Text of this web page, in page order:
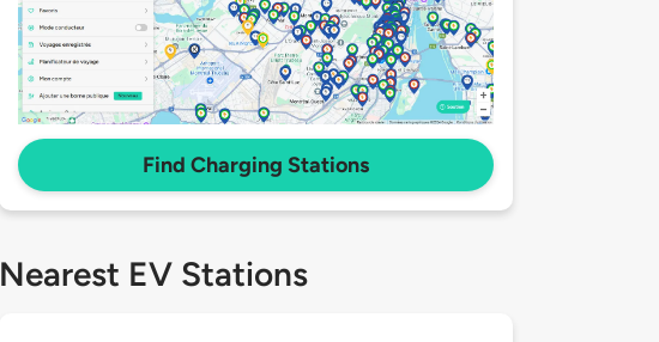
Find Charging Stations
Nearest EV Stations